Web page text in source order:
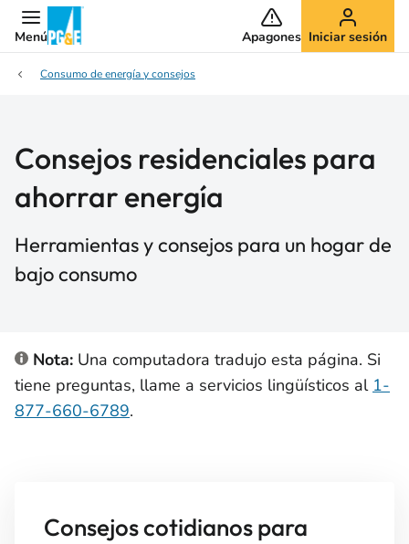
Menú Apagones Iniciar sesión
Consumo de energía y consejos
Consejos residenciales para
ahorrar energía
Herramientas y consejos para un hogar de
bajo consumo
Nota: Una computadora tradujo esta página. Si
tiene preguntas, llame a servicios lingüísticos al 1-
877-660-6789.
Consejos cotidianos para